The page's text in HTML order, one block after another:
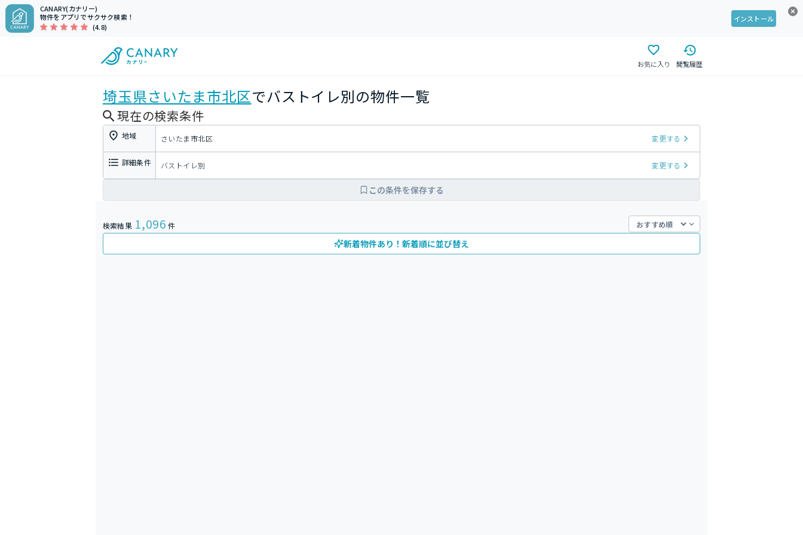
CANARY(カナリー)
物件をアプリでサクサク検索！
(4.8)
インストール
お気に入り 閲覧履歴
埼玉県さいたま市北区でバストイレ別の物件一覧
現在の検索条件
地域 さいたま市北区 変更する
詳細条件 バストイレ別 変更する
この条件を保存する
検索結果 1,096 件
新着物件あり！新着順に並び替え